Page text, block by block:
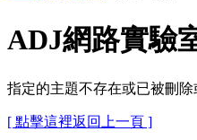
ADJ網路實驗
指定的主題不存在或已被刪除
[ 點擊這裡返回上一頁 ]